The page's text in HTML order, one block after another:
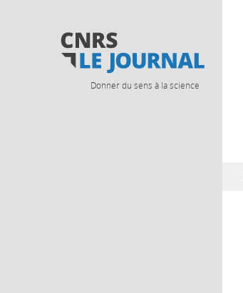
Donner du sens à la science